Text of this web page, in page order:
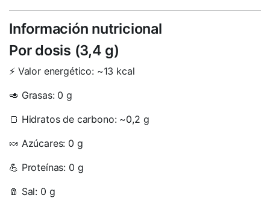
Información nutricional
Por dosis (3,4 g)
⚡ Valor energético: ~13 kcal
🥑 Grasas: 0 g
🍞 Hidratos de carbono: ~0,2 g
🍬 Azúcares: 0 g
💪 Proteínas: 0 g
🧂 Sal: 0 g